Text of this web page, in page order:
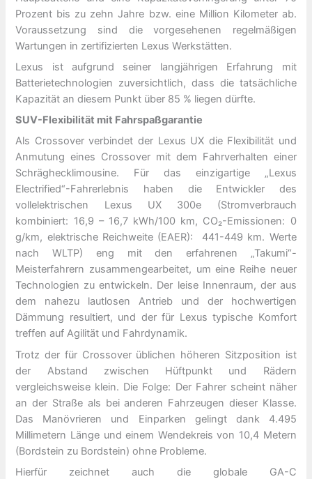
Prozent bis zu zehn Jahre bzw. eine Million Kilometer ab.
Voraussetzung sind die vorgesehenen regelmäßigen
Wartungen in zertifizierten Lexus Werkstätten.
Lexus ist aufgrund seiner langjährigen Erfahrung mit
Batterietechnologien zuversichtlich, dass die tatsächliche
Kapazität an diesem Punkt über 85 % liegen dürfte.
SUV-Flexibilität mit Fahrspaßgarantie
Als Crossover verbindet der Lexus UX die Flexibilität und
Anmutung eines Crossover mit dem Fahrverhalten einer
Schräghecklimousine. Für das einzigartige „Lexus
Electrified“-Fahrerlebnis haben die Entwickler des
vollelektrischen Lexus UX 300e (Stromverbrauch
kombiniert: 16,9 – 16,7 kWh/100 km, CO₂-Emissionen: 0
g/km, elektrische Reichweite (EAER): 441-449 km. Werte
nach WLTP) eng mit den erfahrenen „Takumi“-
Meisterfahrern zusammengearbeitet, um eine Reihe neuer
Technologien zu entwickeln. Der leise Innenraum, der aus
dem nahezu lautlosen Antrieb und der hochwertigen
Dämmung resultiert, und der für Lexus typische Komfort
treffen auf Agilität und Fahrdynamik.
Trotz der für Crossover üblichen höheren Sitzposition ist
der Abstand zwischen Hüftpunkt und Rädern
vergleichsweise klein. Die Folge: Der Fahrer scheint näher
an der Straße als bei anderen Fahrzeugen dieser Klasse.
Das Manövrieren und Einparken gelingt dank 4.495
Millimetern Länge und einem Wendekreis von 10,4 Metern
(Bordstein zu Bordstein) ohne Probleme.
Hierfür zeichnet auch die globale GA-C